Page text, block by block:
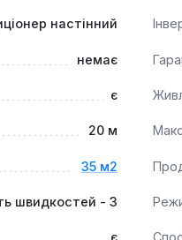
настінний
немає
є
20 м
35 м2
швидкостей - 3